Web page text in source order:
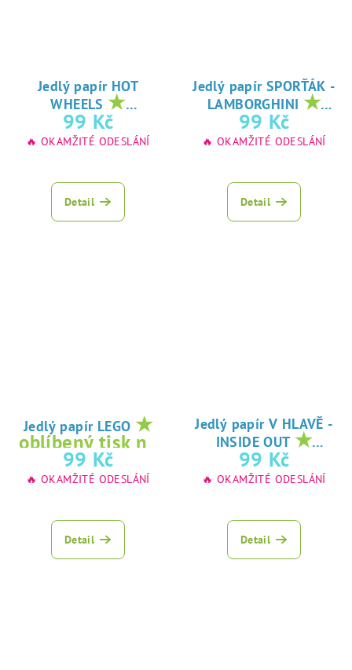
Jedlý papír HOT
WHEELS ★
oblíbený tisk na
jedlý papír
99 Kč
🔥 OKAMŽITÉ ODESLÁNÍ
Detail
Jedlý papír SPORŤÁK -
LAMBORGHINI ★
oblíbený tisk na
jedlý papír
99 Kč
🔥 OKAMŽITÉ ODESLÁNÍ
Detail
Jedlý papír LEGO ★
oblíbený tisk na
jedlý papír
99 Kč
🔥 OKAMŽITÉ ODESLÁNÍ
Detail
Jedlý papír V HLAVĚ -
INSIDE OUT ★
oblíbený tisk na
jedlý papír
99 Kč
🔥 OKAMŽITÉ ODESLÁNÍ
Detail